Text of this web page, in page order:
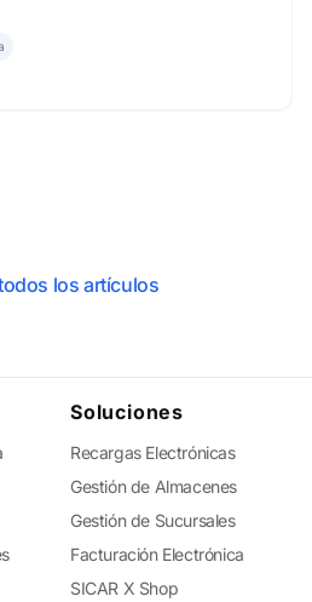
los artículos
Soluciones
Recargas Electrónicas
Gestión de Almacenes
Gestión de Sucursales
Facturación Electrónica
SICAR X Shop